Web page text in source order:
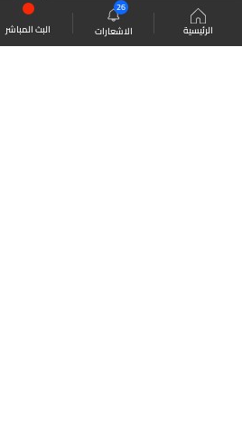
الرئيسية الاشعارات
26
البث المباشر
موقع البرامج